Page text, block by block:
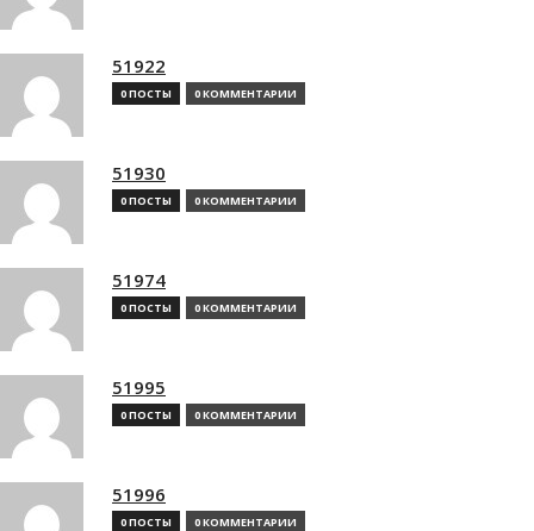
51922
0 ПОСТЫ 0 КОММЕНТАРИИ
51930
0 ПОСТЫ 0 КОММЕНТАРИИ
51974
0 ПОСТЫ 0 КОММЕНТАРИИ
51995
0 ПОСТЫ 0 КОММЕНТАРИИ
51996
0 ПОСТЫ 0 КОММЕНТАРИИ